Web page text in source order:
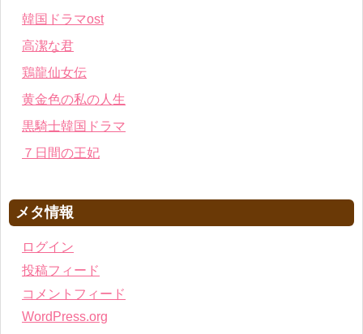
韓国ドラマost
高潔な君
鶏龍仙女伝
黄金色の私の人生
黒騎士韓国ドラマ
７日間の王妃
メタ情報
ログイン
投稿フィード
コメントフィード
WordPress.org